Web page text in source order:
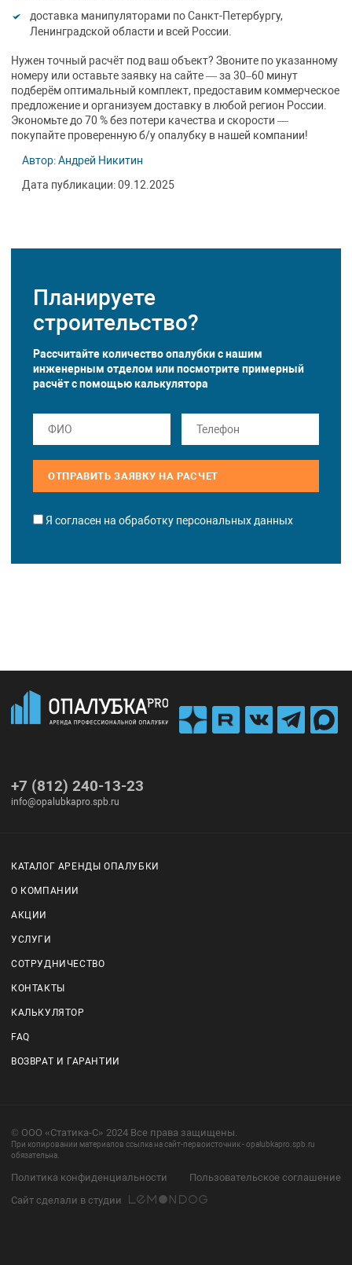
доставка манипуляторами по Санкт-Петербургу,
Ленинградской области и всей России.
Нужен точный расчёт под ваш объект? Звоните по указанному
номеру или оставьте заявку на сайте — за 30–60 минут
подберём оптимальный комплект, предоставим коммерческое
предложение и организуем доставку в любой регион России.
Экономьте до 70 % без потери качества и скорости —
покупайте проверенную б/у опалубку в нашей компании!
Автор: Андрей Никитин
Дата публикации: 09.12.2025
Планируете
строительство?
Рассчитайте количество опалубки с нашим
инженерным отделом или посмотрите примерный
расчёт с помощьюкалькулятора
ОТПРАВИТЬ ЗАЯВКУ НА РАСЧЕТ
Я согласен на обработку персональных данных
+7 (812) 240-13-23
info@opalubkapro.spb.ru
КАТАЛОГ АРЕНДЫ ОПАЛУБКИ
О КОМПАНИИ
АКЦИИ
УСЛУГИ
СОТРУДНИЧЕСТВО
КОНТАКТЫ
КАЛЬКУЛЯТОР
FAQ
ВОЗВРАТ И ГАРАНТИИ
© ООО «Статика-С» 2024 Все права защищены.
При копировании материалов ссылка на сайт-первоисточник - opalubkapro.spb.ru
обязательна.
Политика конфиденциальности
Пользовательское соглашение
Сайт сделали в студии